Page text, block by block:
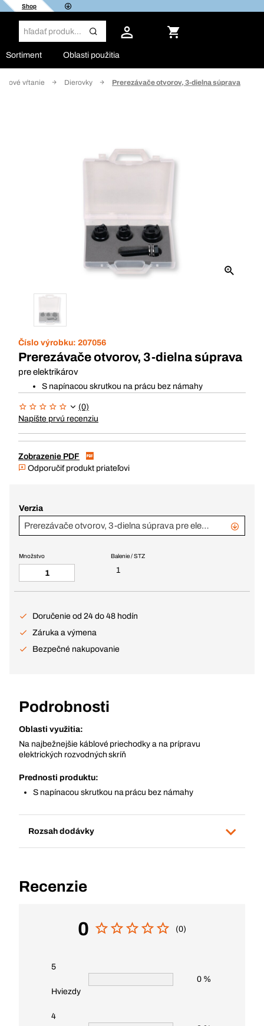
Shop
Sortiment Oblasti použitia
vŕtanie Dierovky Prerezávače otvorov, 3-dielna súprava
Číslo výrobku: 207056
Prerezávače otvorov, 3-dielna súprava
pre elektrikárov
S napínacou skrutkou na prácu bez námahy
(0)
Napíšte prvú recenziu
Zobrazenie PDF
Odporučiť produkt priateľovi
Verzia
Prerezávače otvorov, 3-dielna súprava pre elektrikárov
Balenie / STZ
1
Množstvo
Doručenie od 24 do 48 hodín
Záruka a výmena
Bezpečné nakupovanie
Podrobnosti
Oblasti využitia:
Na najbežnejšie káblové priechodky a na prípravu
elektrických rozvodných skríň
Prednosti produktu:
S napínacou skrutkou na prácu bez námahy
Rozsah dodávky
Recenzie
0 (0)
5
Hviezdy
0 %
4